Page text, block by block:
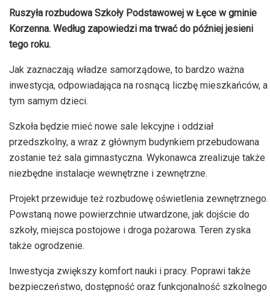
Ruszyła rozbudowa Szkoły Podstawowej w Łęce w gminie
Korzenna. Według zapowiedzi ma trwać do później jesieni
tego roku.
Jak zaznaczają władze samorządowe, to bardzo ważna
inwestycja, odpowiadająca na rosnącą liczbę mieszkańców, a
tym samym dzieci.
Szkoła będzie mieć nowe sale lekcyjne i oddział
przedszkolny, a wraz z głównym budynkiem przebudowana
zostanie też sala gimnastyczna. Wykonawca zrealizuje także
niezbędne instalacje wewnętrzne i zewnętrzne.
Projekt przewiduje też rozbudowę oświetlenia zewnętrznego.
Powstaną nowe powierzchnie utwardzone, jak dojście do
szkoły, miejsca postojowe i droga pożarowa. Teren zyska
także ogrodzenie.
Inwestycja zwiększy komfort nauki i pracy. Poprawi także
bezpieczeństwo, dostępność oraz funkcjonalność szkolnego